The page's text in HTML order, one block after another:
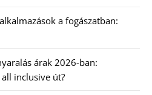
a fogászatban:
árak 2026-ban:
inclusive út?